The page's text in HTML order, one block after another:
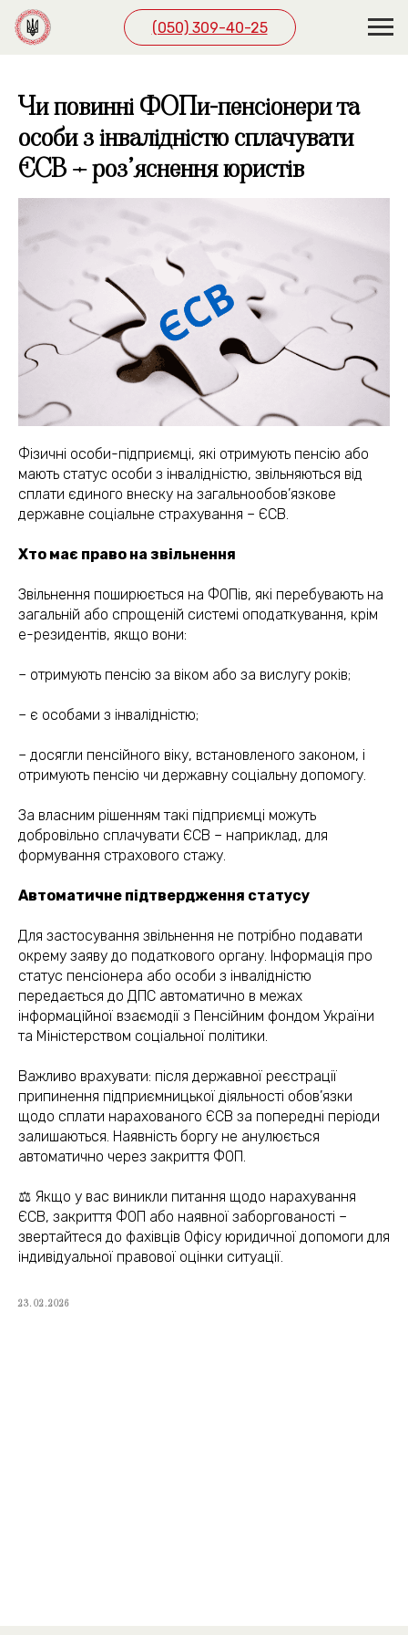
(050) 309-40-25
Чи повинні ФОПи-пенсіонери та
особи з інвалідністю сплачувати
ЄСВ – роз’яснення юристів
Фізичні особи-підприємці, які отримують пенсію або
мають статус особи з інвалідністю, звільняються від
сплати єдиного внеску на загальнообов’язкове
державне соціальне страхування – ЄСВ.
Хто має право на звільнення
Звільнення поширюється на ФОПів, які перебувають на
загальній або спрощеній системі оподаткування, крім
е-резидентів, якщо вони:
– отримують пенсію за віком або за вислугу років;
– є особами з інвалідністю;
– досягли пенсійного віку, встановленого законом, і
отримують пенсію чи державну соціальну допомогу.
За власним рішенням такі підприємці можуть
добровільно сплачувати ЄСВ – наприклад, для
формування страхового стажу.
Автоматичне підтвердження статусу
Для застосування звільнення не потрібно подавати
окрему заяву до податкового органу. Інформація про
статус пенсіонера або особи з інвалідністю
передається до ДПС автоматично в межах
інформаційної взаємодії з Пенсійним фондом України
та Міністерством соціальної політики.
Важливо врахувати: після державної реєстрації
припинення підприємницької діяльності обов’язки
щодо сплати нарахованого ЄСВ за попередні періоди
залишаються. Наявність боргу не анулюється
автоматично через закриття ФОП.
⚖️ Якщо у вас виникли питання щодо нарахування
ЄСВ, закриття ФОП або наявної заборгованості –
звертайтеся до фахівців Офісу юридичної допомоги для
індивідуальної правової оцінки ситуації.
23.02.2026
(050) 309-40-25
jur.kiev.ua@gmail.com